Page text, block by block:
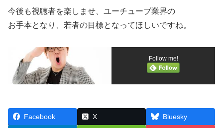
今後も視聴者を楽しませ、ユーチューブ業界の
お手本となり、若者の目標となってほしいですね。
Follow me!
Facebook X Bluesky